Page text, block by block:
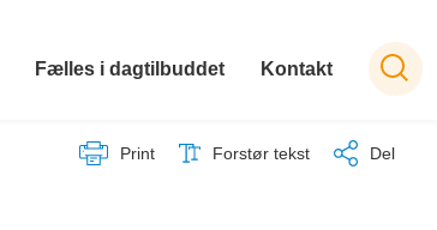
Fælles i dagtilbuddet Kontakt
Print Forstør tekst Del